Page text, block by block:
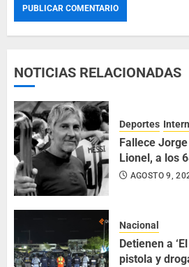
NOTICIAS RELACIONADAS
Deportes
Fallece
Lionel, a los
AGOSTO 9,
Nacional
Detienen a
pistola y